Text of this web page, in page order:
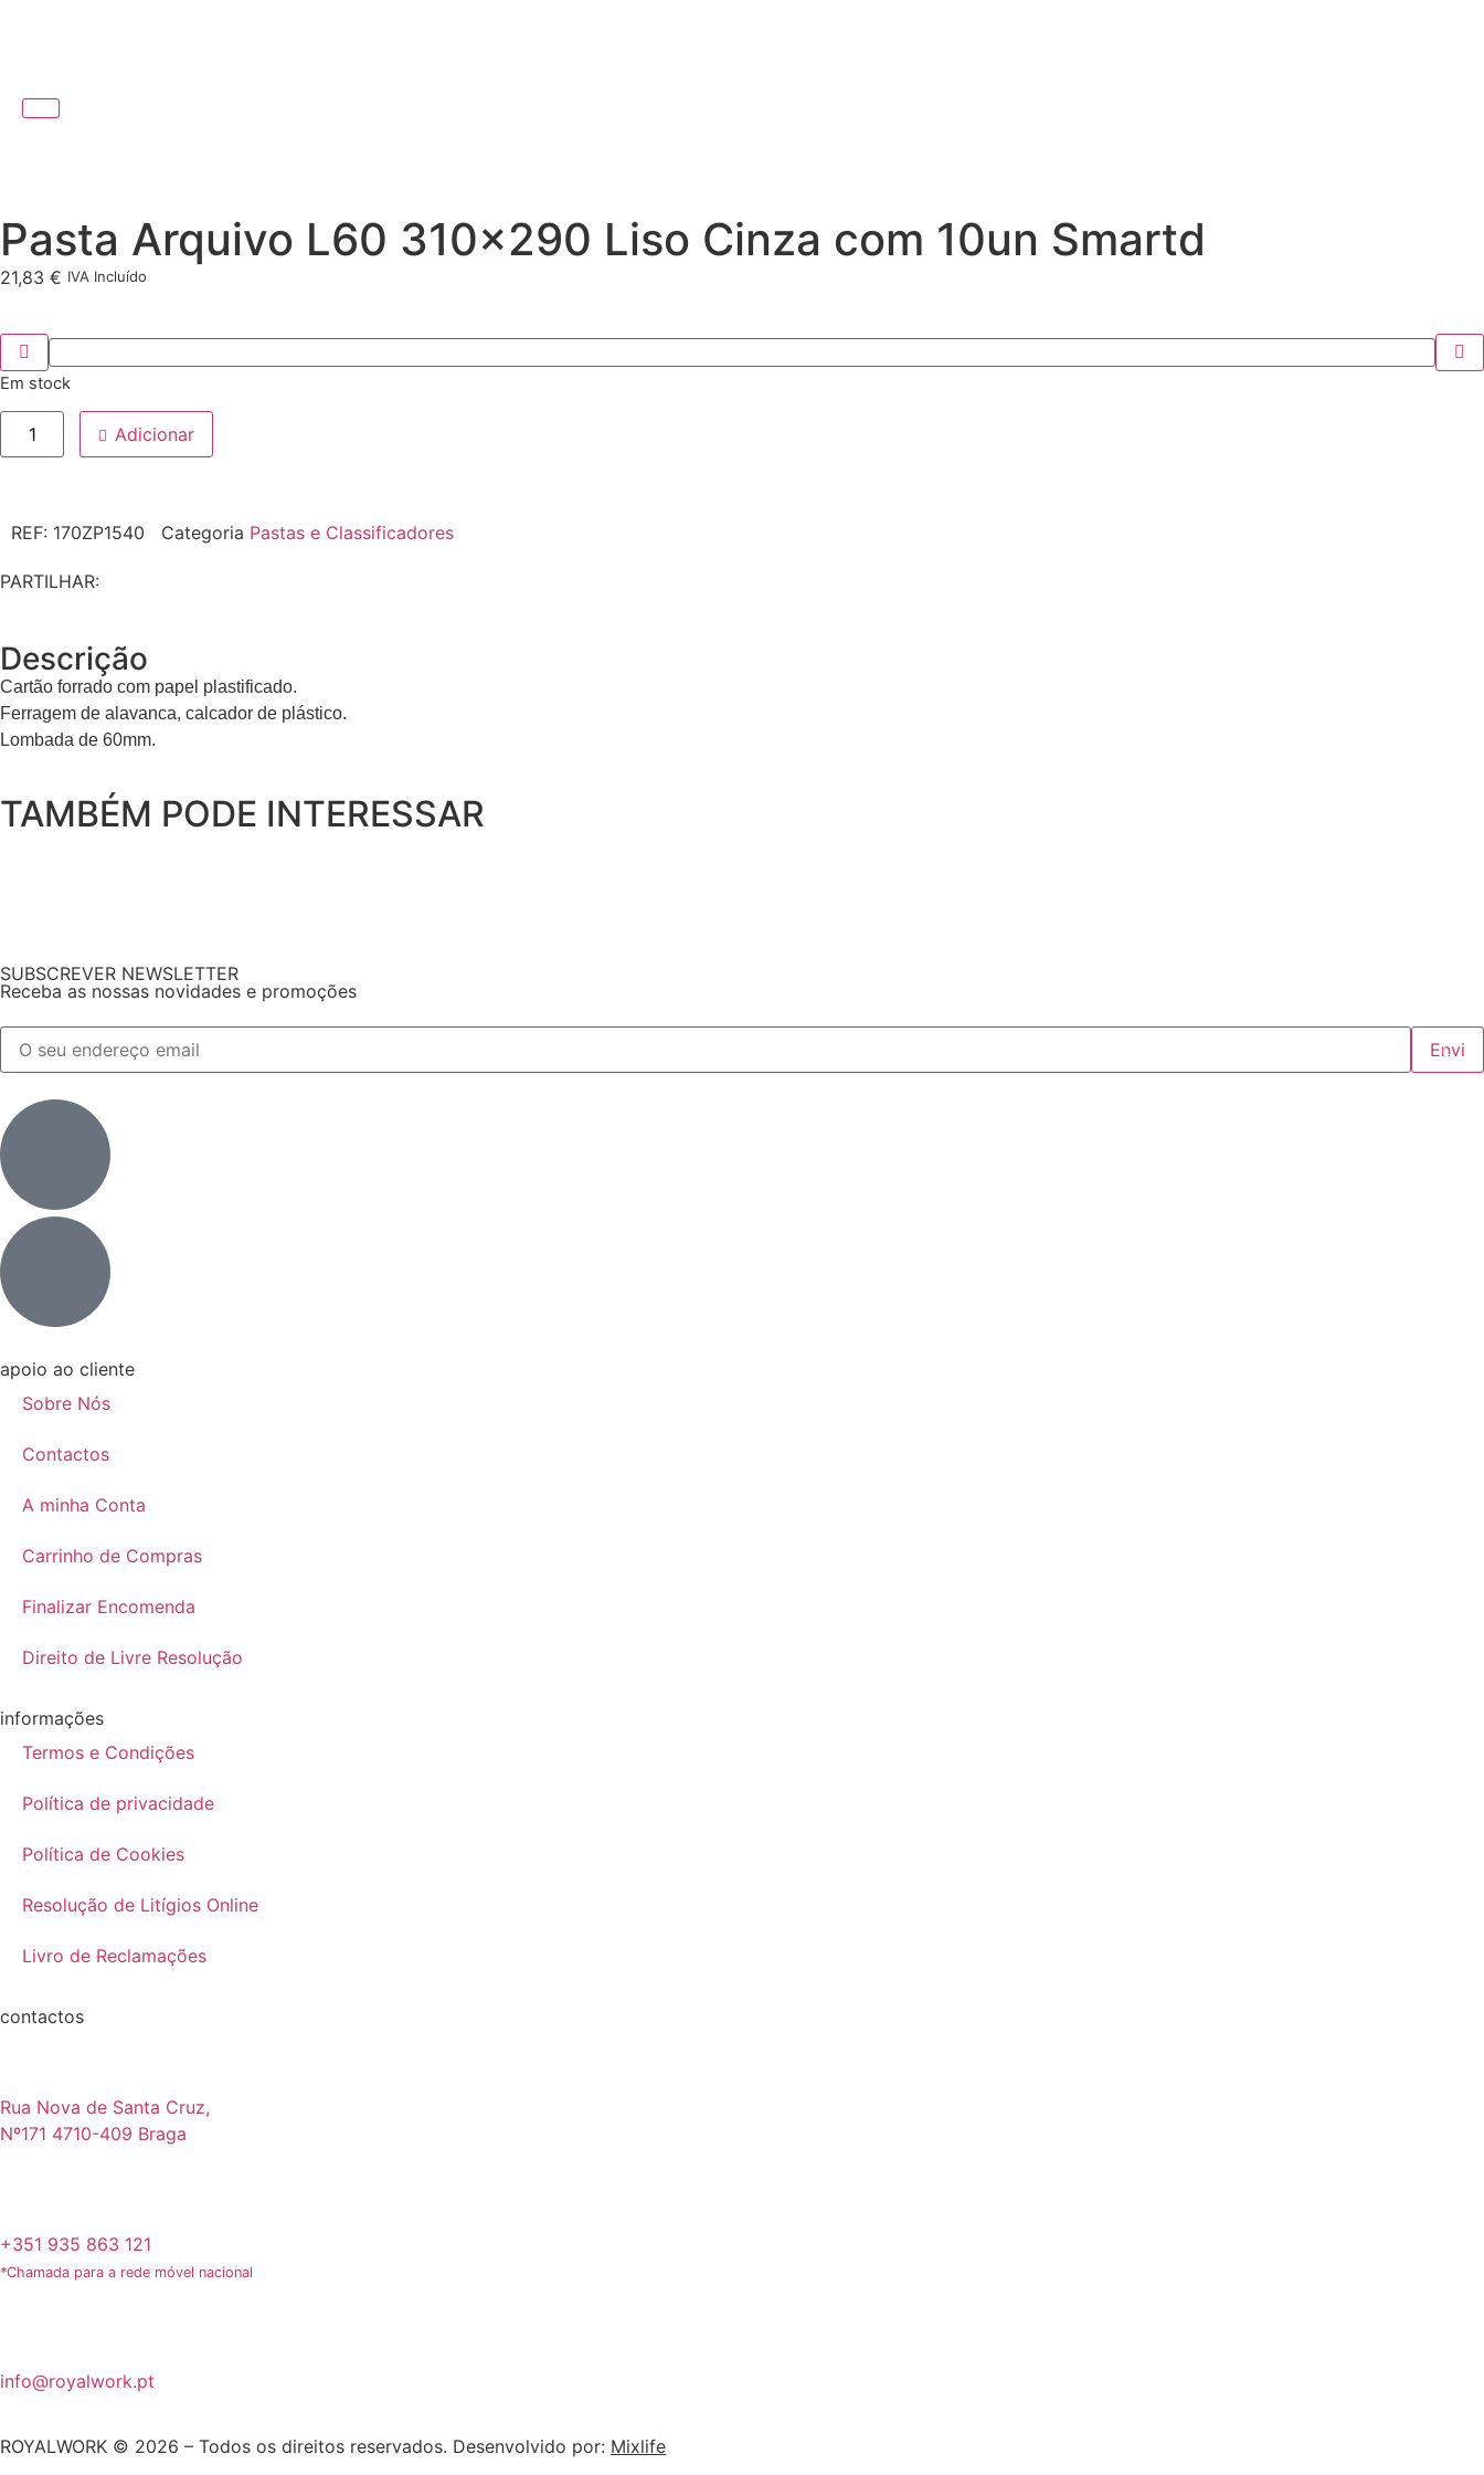
Pasta Arquivo L60 310×290 Liso Cinza com 10un Smartd
21,83 € IVA Incluído
Em stock
Adicionar
REF: 170ZP1540 Categoria Pastas e Classificadores
PARTILHAR:
Descrição
Cartão forrado com papel plastificado.
Ferragem de alavanca, calcador de plástico.
Lombada de 60mm.
TAMBÉM PODE INTERESSAR
SUBSCREVER NEWSLETTER
Receba as nossas novidades e promoções
apoio ao cliente
Sobre Nós
Contactos
A minha Conta
Carrinho de Compras
Finalizar Encomenda
Direito de Livre Resolução
informações
Termos e Condições
Política de privacidade
Política de Cookies
Resolução de Litígios Online
Livro de Reclamações
contactos
Rua Nova de Santa Cruz,
Nº171 4710-409 Braga
+351 935 863 121
*Chamada para a rede móvel nacional
info@royalwork.pt
ROYALWORK © 2026 – Todos os direitos reservados. Desenvolvido por: Mixlife